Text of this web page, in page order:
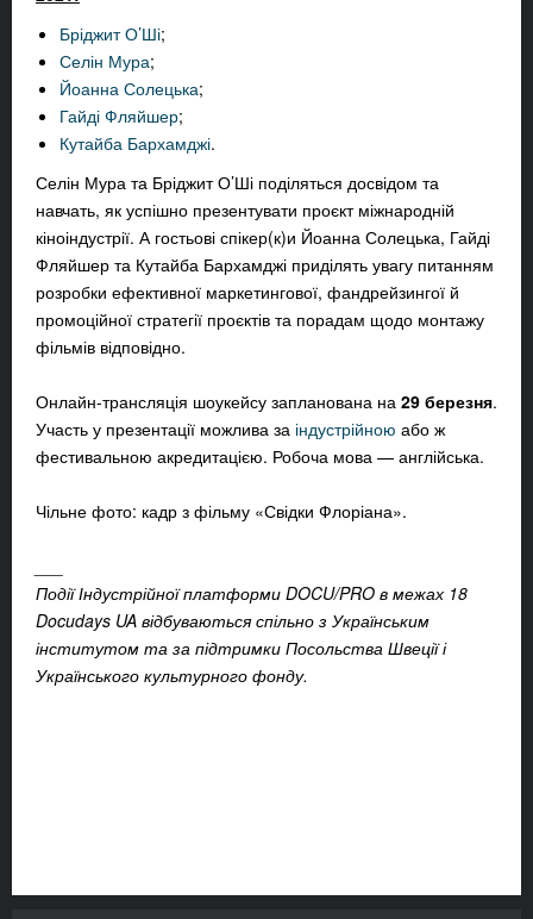
Бріджит О’Ші;
Селін Мура;
Йоанна Солецька;
Гайді Фляйшер;
Кутайба Бархамджі.
Селін Мура та Бріджит О’Ші поділяться досвідом та
навчать, як успішно презентувати проєкт міжнародній
кіноіндустрії. А гостьові спікер(к)и Йоанна Солецька, Гайді
Фляйшер та Кутайба Бархамджі приділять увагу питанням
розробки ефективної маркетингової, фандрейзингої й
промоційної стратегії проєктів та порадам щодо монтажу
фільмів відповідно.
Онлайн-трансляція шоукейсу запланована на 29 березня.
Участь у презентації можлива за індустрійною або ж
фестивальною акредитацією. Робоча мова — англійська.
Чільне фото: кадр з фільму «Свідки Флоріана».
Події Індустрійної платформи DOCU/PRO в межах 18
Docudays UA відбуваються спільно з Українським
інститутом та за підтримки Посольства Швеції і
Українського культурного фонду.